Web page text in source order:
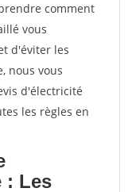
comment
vous
d'éviter les
nous vous
d'électricité
les règles en
: Les